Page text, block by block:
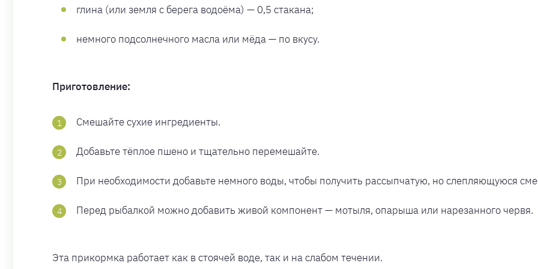
глина (или земля с берега водоёма) — 0,5 стакана;
немного подсолнечного масла или мёда — по вкусу.
Приготовление:
Смешайте сухие ингредиенты.
Добавьте тёплое пшено и тщательно перемешайте.
При необходимости добавьте немного воды, чтобы получить рассыпчатую, но слепляющуюся
Перед рыбалкой можно добавить живой компонент — мотыля, опарыша или нарезанного червя.
Эта прикормка работает как в стоячей воде, так и на слабом течении.